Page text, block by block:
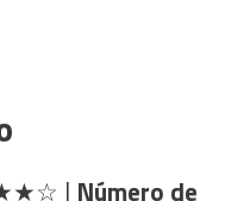
| Número de